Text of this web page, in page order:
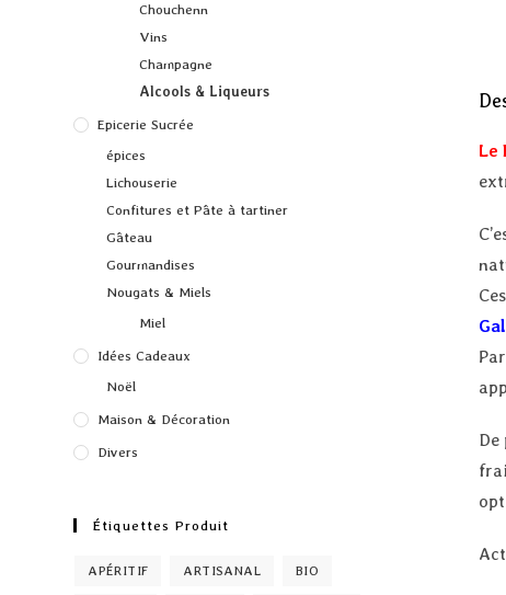
Le
Chouchenn
Vins
Champagne
Alcools & Liqueurs
Epicerie Sucrée
épices
Lichouserie
Confitures et Pâte à tartiner
Gâteau
Gourmandises
Nougats & Miels
Miel
Idées Cadeaux
Noël
Maison & Décoration
Divers
Étiquettes Produit
APÉRITIF ARTISANAL BIO